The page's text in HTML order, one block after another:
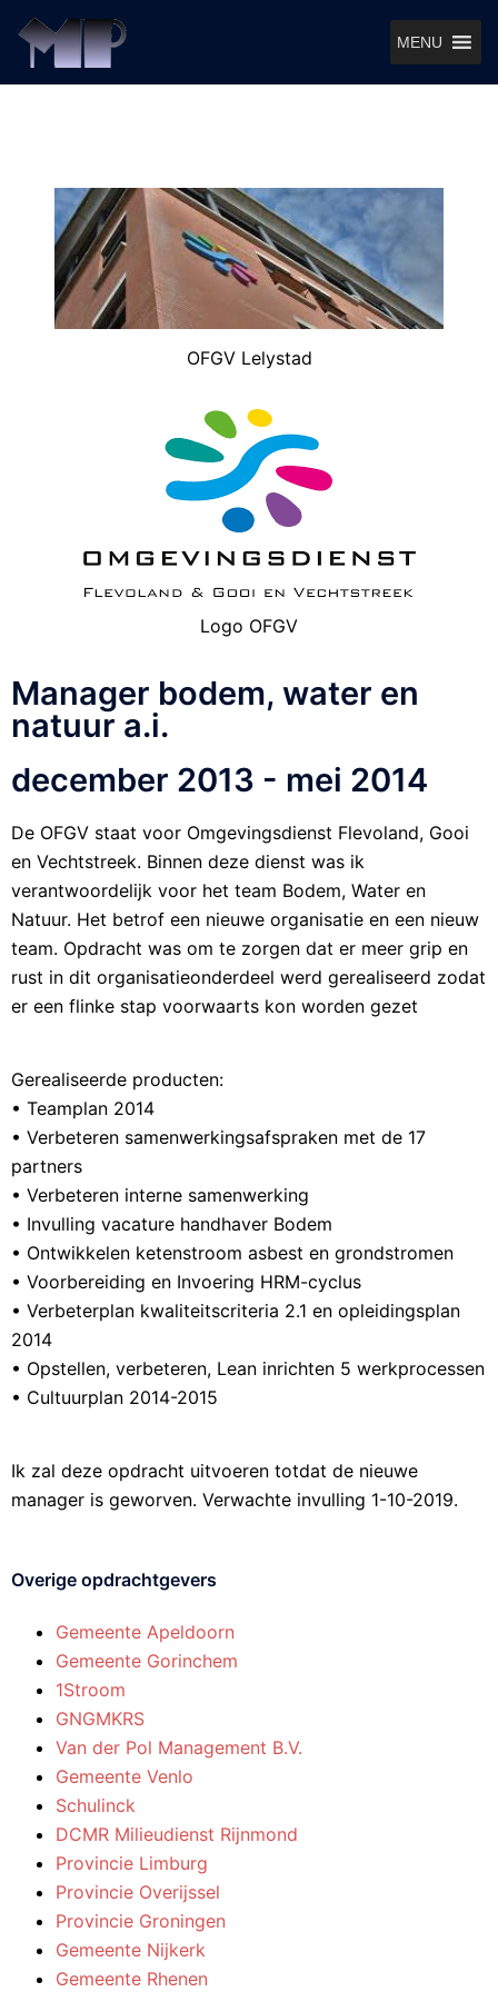
MENU
OFGV Lelystad
Logo OFGV
Manager bodem, water en
natuur a.i.
december 2013 - mei 2014
De OFGV staat voor Omgevingsdienst Flevoland, Gooi
en Vechtstreek. Binnen deze dienst was ik
verantwoordelijk voor het team Bodem, Water en
Natuur. Het betrof een nieuwe organisatie en een nieuw
team. Opdracht was om te zorgen dat er meer grip en
rust in dit organisatieonderdeel werd gerealiseerd zodat
er een flinke stap voorwaarts kon worden gezet
Gerealiseerde producten:
• Teamplan 2014
• Verbeteren samenwerkingsafspraken met de 17
partners
• Verbeteren interne samenwerking
• Invulling vacature handhaver Bodem
• Ontwikkelen ketenstroom asbest en grondstromen
• Voorbereiding en Invoering HRM-cyclus
• Verbeterplan kwaliteitscriteria 2.1 en opleidingsplan
2014
• Opstellen, verbeteren, Lean inrichten 5 werkprocessen
• Cultuurplan 2014-2015
Ik zal deze opdracht uitvoeren totdat de nieuwe
manager is geworven. Verwachte invulling 1-10-2019.
Overige opdrachtgevers
Gemeente Apeldoorn
Gemeente Gorinchem
1Stroom
GNGMKRS
Van der Pol Management B.V.
Gemeente Venlo
Schulinck
DCMR Milieudienst Rijnmond
Provincie Limburg
Provincie Overijssel
Provincie Groningen
Gemeente Nijkerk
Gemeente Rhenen